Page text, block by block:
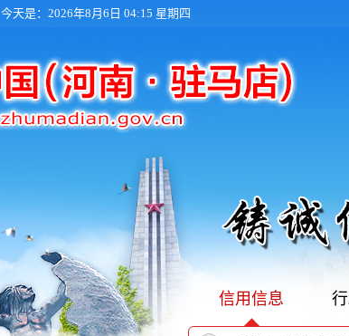
今天是：2026年8月6日 04:15 星期四
信用信息